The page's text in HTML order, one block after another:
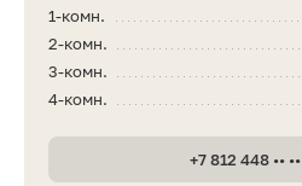
1-комн.
2-комн.
3-комн.
4-комн.
+7 812 448 •• ••